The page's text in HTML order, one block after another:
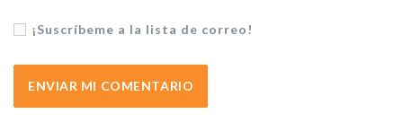
¡Suscríbeme a la lista de correo!